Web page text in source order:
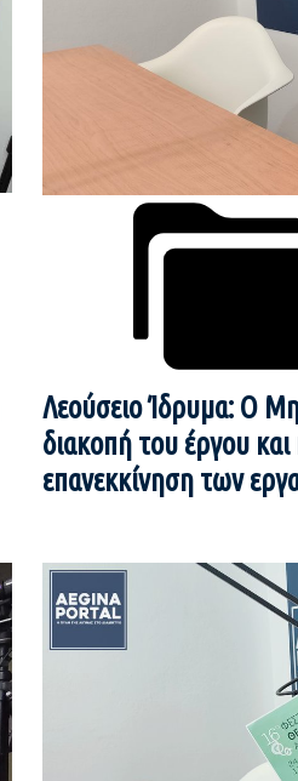
Λεούσειο Ίδρυμα: Ο
διακοπή του έργου
επανεκκίνηση των